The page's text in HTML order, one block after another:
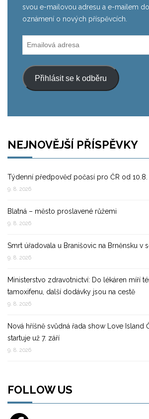
svou e-mailovou adresu a e-mailem
oznámení o nových příspěvcích.
Emailová
adresa
Přihlásit se k odběru
NEJNOVĚJŠÍ PŘÍSPĚVKY
Týdenní předpověď počasí pro ČR od 10.8.
9. 8. 2026
Blatná – město proslavené růžemi
9. 8. 2026
Smrt úřadovala u Branišovic na Brněnsku v
9. 8. 2026
Ministerstvo zdravotnictví: Do lékáren míří
tamoxifenu, další dodávky jsou na cestě
9. 8. 2026
Nová hříšně svůdná řada show Love Island
startuje už 7. září
9. 8. 2026
FOLLOW US
Facebook